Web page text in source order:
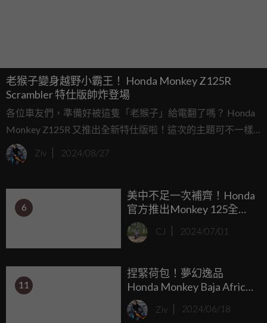
老猴子變身越野小霸王！ Honda Monkey Z125R
Scrambler 特仕版帥炸登場
各位車友們，準備好被這隻「老猴子」給電翻了嗎？ Honda
Monkey Z125R 又推出全新特仕版啦！這次的主題可不一樣
囉，它搖身一變，成為充滿復古越野風格的 Scrambler！就算
你沒有要真的騎去越野，光是用眼睛欣賞它那帥氣的配色，
Ziv 2024/08/27
6
美中不足一次補齊！Honda
官方推出Monkey 125全新
配件讓你輕鬆選配
CJ 2024/07/01
11
捏緊荷包！夢幻逸品
Honda Monkey Baja Africa
開價53.4萬台幣競標中
Ziv 2024/06/18